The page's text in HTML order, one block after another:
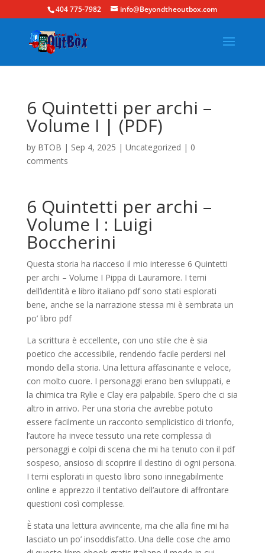
404 775-7982 info@Beyondtheoutbox.com
6 Quintetti per archi –
Volume I | (PDF)
by BTOB | Sep 4, 2025 | Uncategorized | 0
comments
6 Quintetti per archi –
Volume I : Luigi
Boccherini
Questa storia ha riacceso il mio interesse 6 Quintetti
per archi – Volume I Pippa di Lauramore. I temi
dell’identità e libro italiano pdf sono stati esplorati
bene, anche se la narrazione stessa mi è sembrata un
po’ libro pdf
La scrittura è eccellente, con uno stile che è sia
poetico che accessibile, rendendo facile perdersi nel
mondo della storia. Una lettura affascinante e veloce,
con molto cuore. I personaggi erano ben sviluppati, e
la chimica tra Rylie e Clay era palpabile. Spero che ci sia
altro in arrivo. Per una storia che avrebbe potuto
essere facilmente un racconto semplicistico di trionfo,
l’autore ha invece tessuto una rete complessa di
personaggi e colpi di scena che mi ha tenuto con il pdf
sospeso, ansioso di scoprire il destino di ogni persona.
I temi esplorati in questo libro sono innegabilmente
online e apprezzo il tentativo dell’autore di affrontare
questioni così complesse.
È stata una lettura avvincente, ma che alla fine mi ha
lasciato un po’ insoddisfatto. Una delle cose che amo